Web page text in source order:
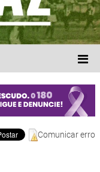
Comunicar erro